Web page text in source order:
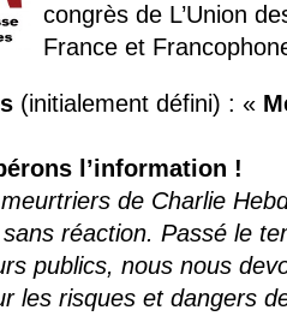
congrès de L’Union
France et
(initialement défini) : «
l’information !
de Charlie
réaction. Passé le
publics, nous nous
les risques et dangers